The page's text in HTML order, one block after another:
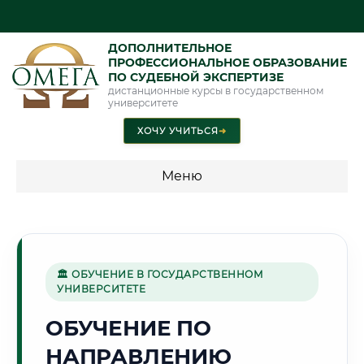
ДОПОЛНИТЕЛЬНОЕ
ПРОФЕССИОНАЛЬНОЕ ОБРАЗОВАНИЕ
ПО СУДЕБНОЙ ЭКСПЕРТИЗЕ
дистанционные курсы в государственном
университете
ХОЧУ УЧИТЬСЯ➜
Меню
специальности"
Стоимость по программам обучения "Судебная экспертиза"
Стоимость по программам обучения "Экспертиза"
🏛 ОБУЧЕНИЕ В ГОСУДАРСТВЕННОМ
УНИВЕРСИТЕТЕ
ОБУЧЕНИЕ ПО
НАПРАВЛЕНИЮ